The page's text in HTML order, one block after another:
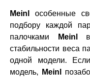
Meinl
особенные
подбору каждой
палочками
Meinl
стабильности веса
одной модели.
модель,
Meinl